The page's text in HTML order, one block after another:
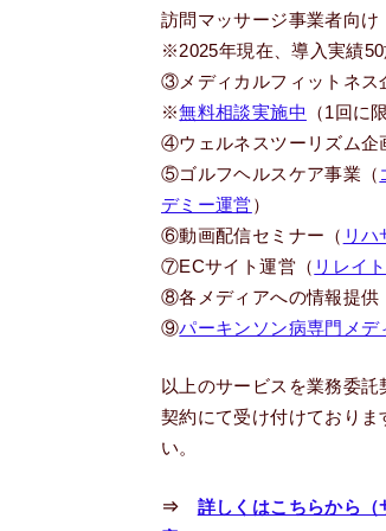
訪問マッサージ事業者向け
※2025年現在、導入実績50
③メディカルフィットネス
※無料相談実施中
（1回に
④ウェルネスツーリズム企
⑤ゴルフヘルスケア事業（
デミー運営）
⑥動画配信セミナー（ リハ
⑦ECサイト運営（ リレイ
⑧各メディアへの情報提供
⑨パーキンソン病専門メ
以上のサービスを業務委託
契約にて受け付けておりま
い。
⇒ 詳しくはこちらから（